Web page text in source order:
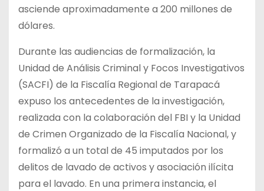
asciende aproximadamente a 200 millones de
dólares.
Durante las audiencias de formalización, la
Unidad de Análisis Criminal y Focos Investigativos
(SACFI) de la Fiscalía Regional de Tarapacá
expuso los antecedentes de la investigación,
realizada con la colaboración del FBI y la Unidad
de Crimen Organizado de la Fiscalía Nacional, y
formalizó a un total de 45 imputados por los
delitos de lavado de activos y asociación ilícita
para el lavado. En una primera instancia, el